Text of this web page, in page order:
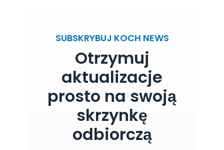
SUBSKRYBUJ KOCH NEWS
Otrzymuj
aktualizacje
prosto na swoją
skrzynkę
odbiorczą